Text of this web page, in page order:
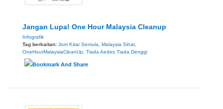
Jangan Lupa! One Hour Malaysia Cleanup
Infografik
Tag berkaitan: Jom Kitar Semula Malaysia Sihat
OneHourMalaysiaCleanUp Tiada Aedes Tiada Denggi